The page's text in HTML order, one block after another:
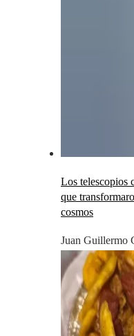
Los telescopios
que
cosmos
Juan Guillermo